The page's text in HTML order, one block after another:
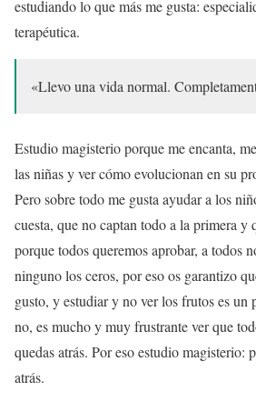
estudiando lo que más me gusta:
terapéutica.
«Llevo una vida normal.
Estudio magisterio porque me encanta,
las niñas y ver cómo evolucionan en su
Pero sobre todo me gusta ayudar a los
cuesta, que no captan todo a la primera y
porque todos queremos aprobar, a todos
ninguno los ceros, por eso os garantizo
gusto, y estudiar y no ver los frutos es un
no, es mucho y muy frustrante ver que
quedas atrás. Por eso estudio magisterio:
atrás.